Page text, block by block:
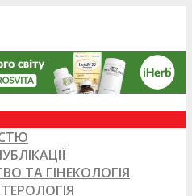
ТА ГІНЕКОЛОГІЯ